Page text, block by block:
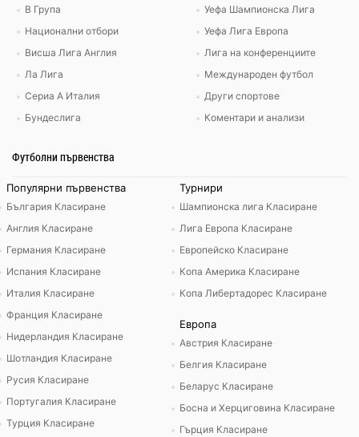
В Група
Национални отбори
Висша Лига Англия
Ла Лига
Сериа А Италия
Бундеслига
Уефа Шампионска Лига
Уефа Лига Европа
Лига на конференциите
Международен футбол
Други спортове
Коментари и анализи
Футболни първенства
Популярни първенства
България Класиране
Англия Класиране
Германия Класиране
Испания Класиране
Италия Класиране
Франция Класиране
Нидерландия Класиране
Шотландия Класиране
Русия Класиране
Португалия Класиране
Турция Класиране
Турнири
Шампионска лига Класиране
Лига Европа Класиране
Европейско Класиране
Копа Америка Класиране
Копа Либертадорес Класиране
Европа
Австрия Класиране
Белгия Класиране
Беларус Класиране
Босна и Херциговина Класиране
Гърция Класиране